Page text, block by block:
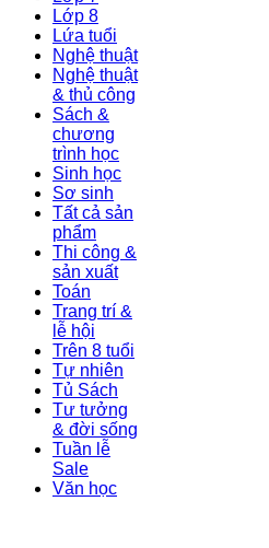
Lớp 8
Lứa tuổi
Nghệ thuật
Nghệ thuật
& thủ công
Sách &
chương
trình học
Sinh học
Sơ sinh
Tất cả sản
phẩm
Thi công &
sản xuất
Toán
Trang trí &
lễ hội
Trên 8 tuổi
Tự nhiên
Tủ Sách
Tư tưởng
& đời sống
Tuần lễ
Sale
Văn học